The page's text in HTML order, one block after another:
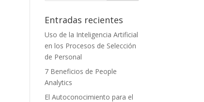
Entradas recientes
Uso de la Inteligencia Artificial
en los Procesos de Selección
de Personal
7 Beneficios de People
Analytics
El Autoconocimiento para el